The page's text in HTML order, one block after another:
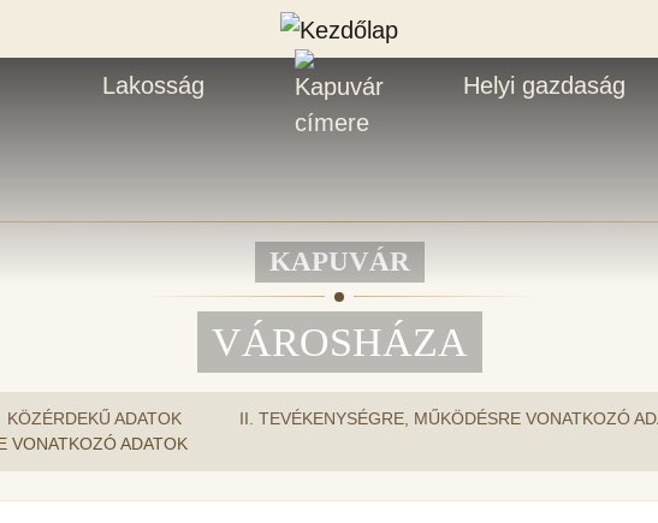
Lakosság Helyi gazdaság
KAPUVÁR
VÁROSHÁZA
KÖZÉRDEKŰ ADATOK
II. TEVÉKENYSÉGRE, MŰKÖDÉSRE VONATKOZÓ
VONATKOZÓ ADATOK